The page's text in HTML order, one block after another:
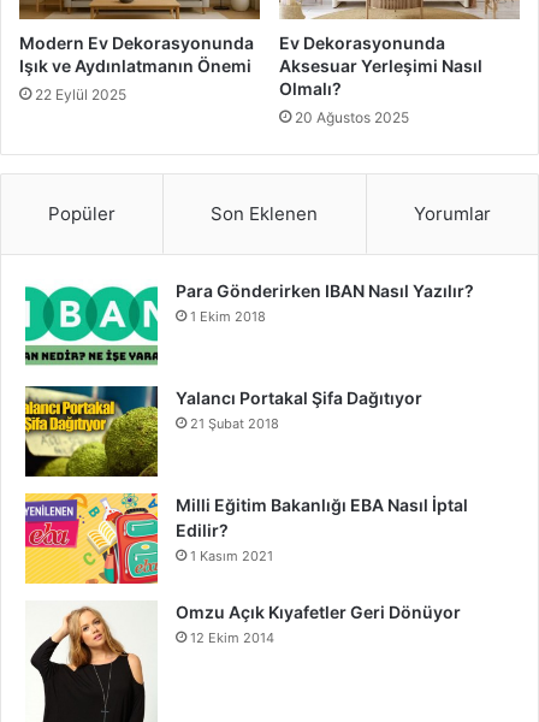
Modern Ev Dekorasyonunda
Işık ve Aydınlatmanın Önemi
22 Eylül 2025
Ev Dekorasyonunda
Aksesuar Yerleşimi Nasıl
Olmalı?
20 Ağustos 2025
Popüler Son Eklenen Yorumlar
Para Gönderirken IBAN Nasıl Yazılır?
1 Ekim 2018
Yalancı Portakal Şifa Dağıtıyor
21 Şubat 2018
Milli Eğitim Bakanlığı EBA Nasıl İptal
Edilir?
1 Kasım 2021
Omzu Açık Kıyafetler Geri Dönüyor
12 Ekim 2014